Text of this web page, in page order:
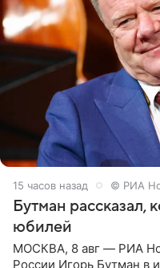
15 часов назад © РИА
Бутман рассказал,
юбилей
МОСКВА, 8 авг — РИА
России Игорь Бутман в